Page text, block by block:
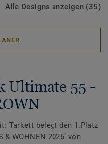
Alle Designs anzeigen (35)
Ultimate 55 -
Tarkett belegt den 1.Platz
& WOHNEN 2026‘ von